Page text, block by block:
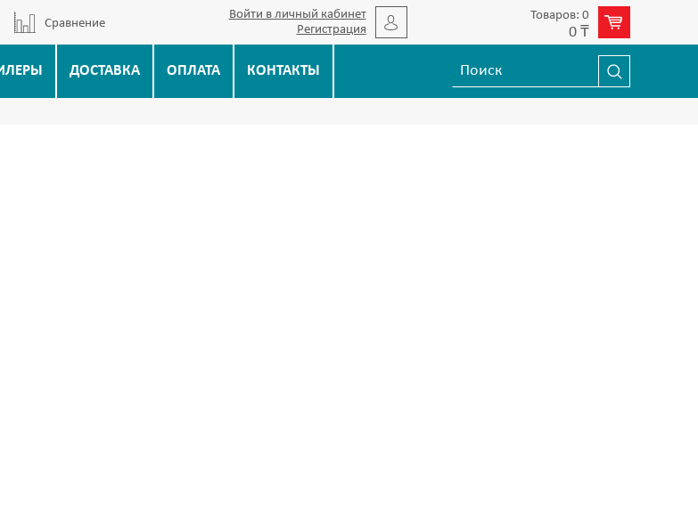
Сравнение
Войти в личный кабинет
Регистрация
Товаров: 0
0 ₸
ДОСТАВКА ОПЛАТА КОНТАКТЫ